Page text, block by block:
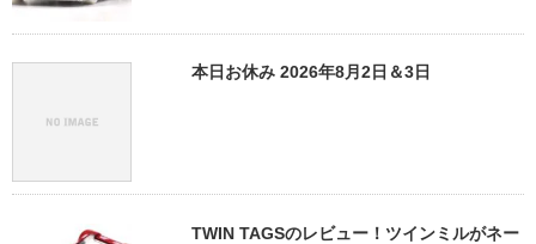
本日お休み 2026年8月2日＆3日
TWIN TAGSのレビュー！ツインミルがネー